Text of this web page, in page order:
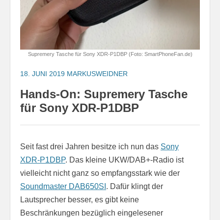
Supremery Tasche für Sony XDR-P1DBP (Foto: SmartPhoneFan.de)
18. JUNI 2019 MARKUSWEIDNER
Hands-On: Supremery Tasche
für Sony XDR-P1DBP
Seit fast drei Jahren besitze ich nun das Sony
XDR-P1DBP. Das kleine UKW/DAB+-Radio ist
vielleicht nicht ganz so empfangsstark wie der
Soundmaster DAB650SI . Dafür klingt der
Lautsprecher besser, es gibt keine
Beschränkungen bezüglich eingelesener